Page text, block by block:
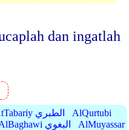
dan ingatlah
AtTabariy الطبري
AlQurtubi
AlBaghawi البغوي
AlMuyassar